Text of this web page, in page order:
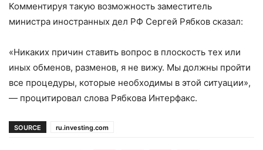
Комментируя такую возможность заместитель
министра иностранных дел РФ Сергей Рябков сказал:
«Никаких причин ставить вопрос в плоскость тех или
иных обменов, разменов, я не вижу. Мы должны пройти
все процедуры, которые необходимы в этой ситуации»,
— процитировал слова Рябкова Интерфакс.
SOURCE ru.investing.com